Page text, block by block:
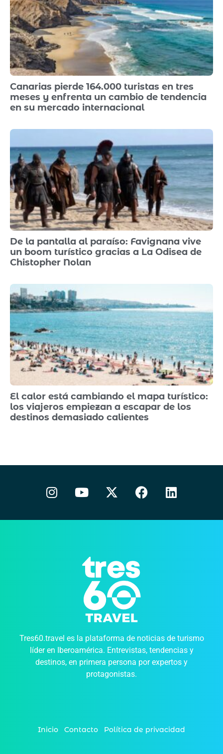
Canarias pierde 164.000 turistas en tres
meses y enfrenta un cambio de tendencia
en su mercado internacional
De la pantalla al paraíso: Favignana vive
un boom turístico gracias a La Odisea de
Chistopher Nolan
El calor está cambiando el mapa turístico:
los viajeros empiezan a escapar de los
destinos demasiado calientes
Tres60.travel es la plataforma de noticias de turismo
líder en Iberoamérica. Entrevistas, tendencias y
destinos, en primera persona por expertos y
protagonistas.
Inicio Contacto Política de privacidad